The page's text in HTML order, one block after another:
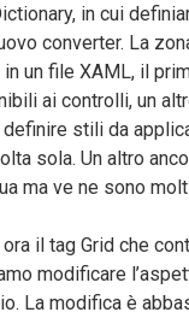
in cui
converter. La
un file XAML, il
ai controlli, un
stili da
sola. Un altro
ma ve ne sono
il tag Grid che
modificare
La modifica è